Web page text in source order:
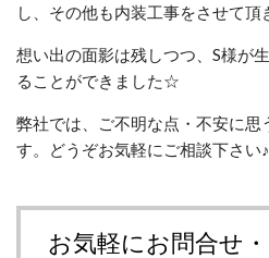
し、その他も内装工事をさせて頂
想い出の面影は残しつつ、S様が
ることができました☆
弊社では、ご不明な点・不安に思
す。どうぞお気軽にご相談下さい♪
お気軽にお問合せ